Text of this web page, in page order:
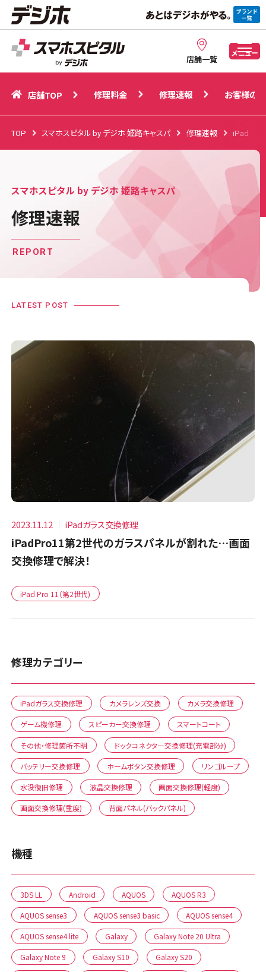
店舗一覧
メニュー
店舗TOP 修理速報 お客様の声
店舗TOP 修理料金 修理速報 お客様の声
TOP スマホスピタル by デジホ 姫路キャスパ 修理速報 iPad
スマホスピタル by デジホ 姫路キャスパ
修理速報
REPORT
LATEST POST
2023.11.12 iPadガラス交換修理
iPadPro11第2世代のガラスパネルが割れた…画面
交換修理で解決！
iPad Pro 11（第2世代)
修理カテゴリー
iPadガラス交換修理 カメラレンズ交換 カメラ交換修理
ゲーム機修理 スピーカー交換修理 スマートコート
その他・修理箇所不明 ドックコネクター交換修理(充電部分)
バッテリー交換修理 ホームボタン交換修理 リンゴループ
水没復旧修理 液晶交換修理 画面交換修理(軽度)
画面交換修理(重度) 背面パネル(バックパネル)
機種
3DS LL Android AQUOS AQUOS R3
AQUOS sense3 AQUOS sense3 basic AQUOS sense4
AQUOS sense4 lite Galaxy Galaxy Note 20 Ultra
Galaxy Note 9 Galaxy S10 Galaxy S20